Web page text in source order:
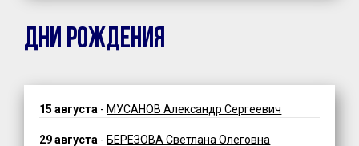
ДНИ РОЖДЕНИЯ
15 августа - МУСАНОВ Александр Сергеевич
29 августа - БЕРЕЗОВА Светлана Олеговна